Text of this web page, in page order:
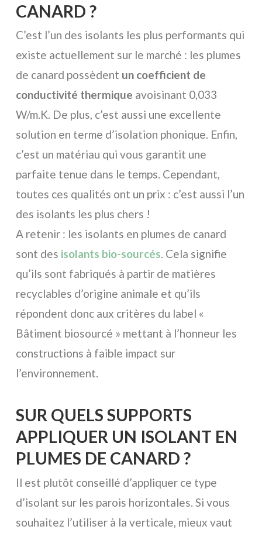
CANARD ?
C’est l’un des isolants les plus performants qui
existe actuellement sur le marché : les plumes
de canard possèdent un coefficient de
conductivité thermique avoisinant 0,033
W/m.K. De plus, c’est aussi une excellente
solution en terme d’isolation phonique. Enfin,
c’est un matériau qui vous garantit une
parfaite tenue dans le temps. Cependant,
toutes ces qualités ont un prix : c’est aussi l’un
des isolants les plus chers !
A retenir : les isolants en plumes de canard
sont des isolants bio-sourcés. Cela signifie
qu’ils sont fabriqués à partir de matières
recyclables d’origine animale et qu’ils
répondent donc aux critères du label «
Bâtiment biosourcé » mettant à l’honneur les
constructions à faible impact sur
l’environnement.
SUR QUELS SUPPORTS
APPLIQUER UN ISOLANT EN
PLUMES DE CANARD ?
Il est plutôt conseillé d’appliquer ce type
d’isolant sur les parois horizontales. Si vous
souhaitez l’utiliser à la verticale, mieux vaut